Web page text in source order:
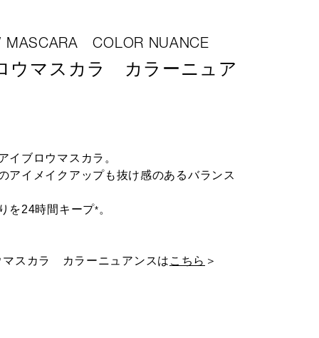
MASCARA COLOR NUANCE
ウマスカラ カラーニュア
イブロウマスカラ。
アイメイクアップも抜け感のあるバランス
を24時間キープ*。
スカラ カラーニュアンスは こちら ＞